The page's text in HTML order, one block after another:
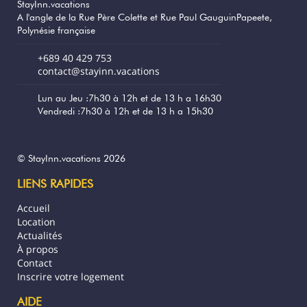
un excellent séjour inoubliable. Je recommande.
et éventuellement une télévision dans le coin cuisine.
CELA VOUS A ÉTÉ UTILE?
8 mois
Superbe maison au style balinais
Judith (Polynésie française)
Les modules placés autour de la piscine, et bien sur la
piscine en elle même.
Cependant, il fait chaud dans les chambres.
StayInn.vacations
A l'angle de la Rue Père Colette et Rue Paul GauguinPapeete,
Polynésie française
+689 40 429 753
contact@stayinn.vacations
Lun au Jeu :7h30 à 12h et de 13 h a 16h30
Vendredi :7h30 à 12h et de 13 h a 15h30
© StayInn.vacations 2026
LIENS RAPIDES
Accueil
Location
Actualités
À propos
Contact
Inscrire votre logement
AIDE